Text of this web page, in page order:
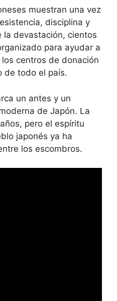
muestran una vez
disciplina y
devastación, cientos
para ayudar a
centros de donación
de todo el país.
un antes y un
de Japón. La
pero el espíritu
japonés ya ha
los escombros.